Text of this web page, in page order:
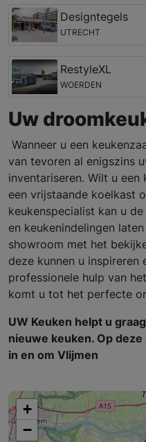
Designtegels
UTRECHT
RestyleXL
WOERDEN
Uw
Wanneer u een
van tevoren al enigszins
inventariseren. Wilt u
een vrijstaande koelkast
keukenspecialist kan u
en keukenindelingen
showroom met het
deze kunnen u inspireren
professionele hulp van
komt u tot het perfecte
UW Keuken helpt u
nieuwe keuken. Op
in en om Vlijmen
+
−